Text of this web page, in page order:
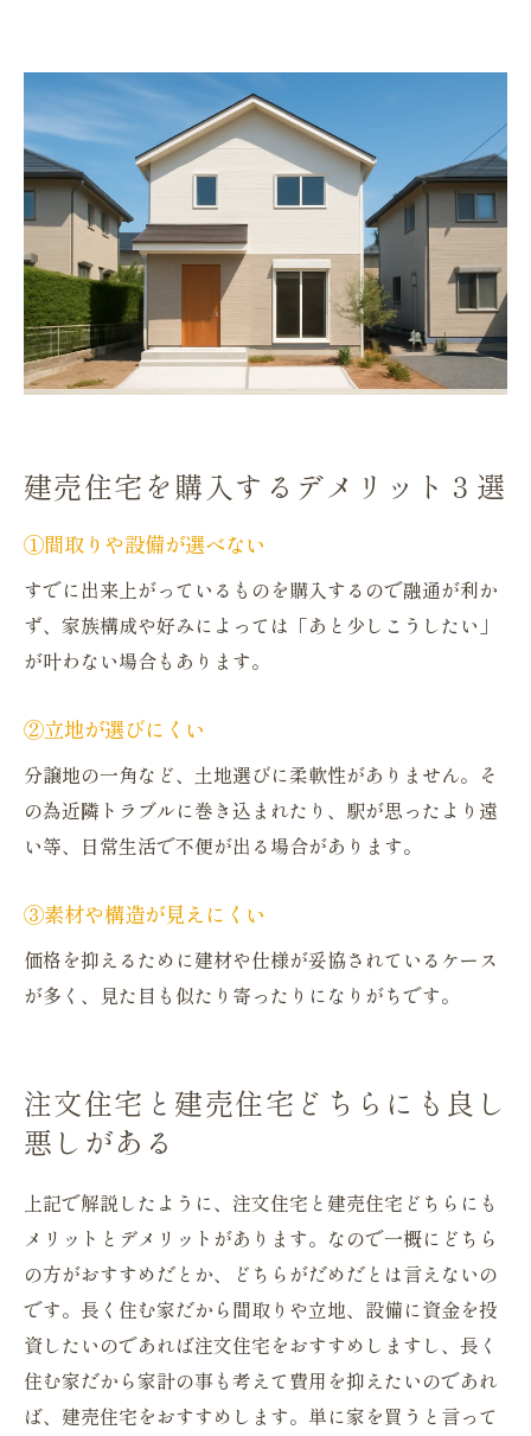
建売住宅を購入するデメリット３選
①間取りや設備が選べない
すでに出来上がっているものを購入するので融通が利か
ず、家族構成や好みによっては「あと少しこうしたい」
が叶わない場合もあります。
②立地が選びにくい
分譲地の一角など、土地選びに柔軟性がありません。そ
の為近隣トラブルに巻き込まれたり、駅が思ったより遠
い等、日常生活で不便が出る場合があります。
③素材や構造が見えにくい
価格を抑えるために建材や仕様が妥協されているケース
が多く、見た目も似たり寄ったりになりがちです。
注文住宅と建売住宅どちらにも良し
悪しがある
上記で解説したように、注文住宅と建売住宅どちらにも
メリットとデメリットがあります。なので一概にどちら
の方がおすすめだとか、どちらがだめだとは言えないの
です。長く住む家だから間取りや立地、設備に資金を投
資したいのであれば注文住宅をおすすめしますし、長く
住む家だから家計の事も考えて費用を抑えたいのであれ
ば、建売住宅をおすすめします。単に家を買うと言って